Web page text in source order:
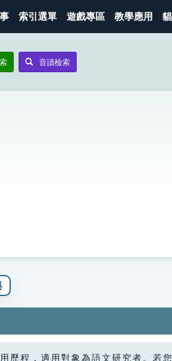
索引選單 遊戲專區 教學應用
音讀檢索
歷程，適用對象為語文研究者。若